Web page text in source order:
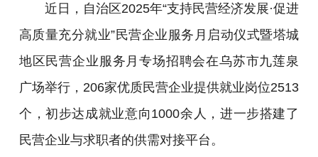
近日，自治区2025年“支持民营经济发展·促进
高质量充分就业”民营企业服务月启动仪式暨塔城
地区民营企业服务月专场招聘会在乌苏市九莲泉
广场举行，206家优质民营企业提供就业岗位2513
个，初步达成就业意向1000余人，进一步搭建了
民营企业与求职者的供需对接平台。